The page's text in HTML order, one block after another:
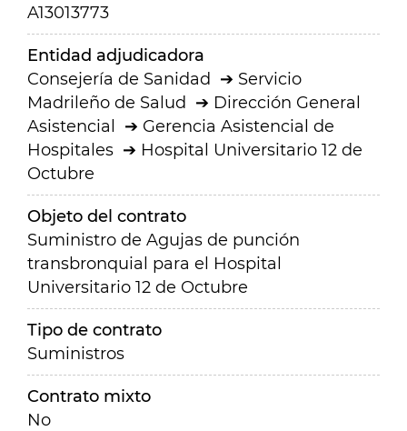
A13013773
Entidad adjudicadora
Consejería de Sanidad
Servicio
Madrileño de Salud
Dirección General
Asistencial
Gerencia Asistencial de
Hospitales
Hospital Universitario 12 de
Octubre
Objeto del contrato
Suministro de Agujas de punción
transbronquial para el Hospital
Universitario 12 de Octubre
Tipo de contrato
Suministros
Contrato mixto
No